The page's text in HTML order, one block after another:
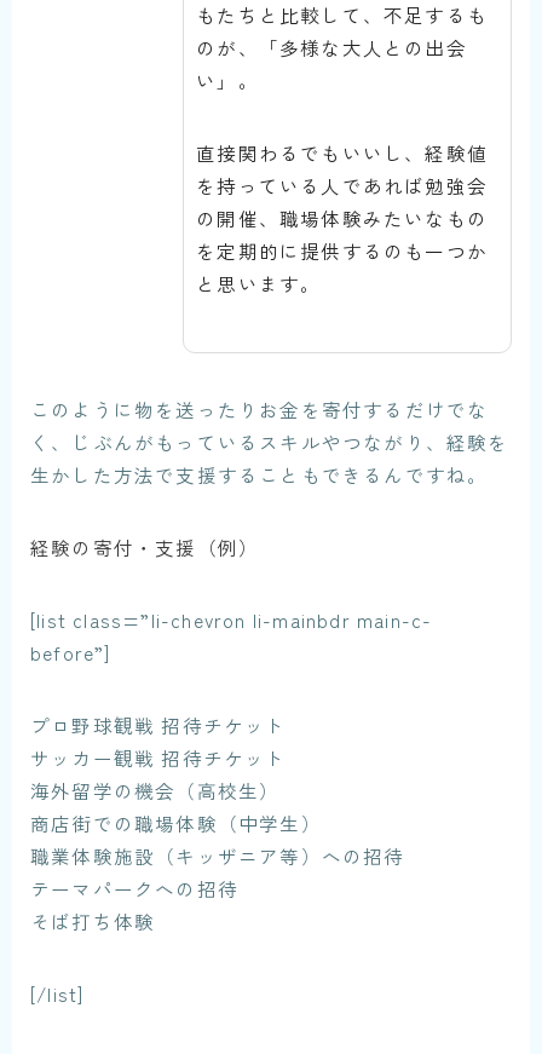
もたちと比較して、不足するも
のが、「多様な大人との出会
い」。
直接関わるでもいいし、経験値
を持っている人であれば勉強会
の開催、職場体験みたいなもの
を定期的に提供するのも一つか
と思います。
このように物を送ったりお金を寄付するだけでな
く、
じぶんがもっているスキルやつながり、経験を
生かした方法で支援することもできるんですね。
経験の寄付・支援（例）
[list class=”li-chevron li-mainbdr main-c-
before”]
プロ野球観戦 招待チケット
サッカー観戦 招待チケット
海外留学の機会（高校生）
商店街での職場体験（中学生）
職業体験施設（キッザニア等）への招待
テーマパークへの招待
そば打ち体験
[/list]